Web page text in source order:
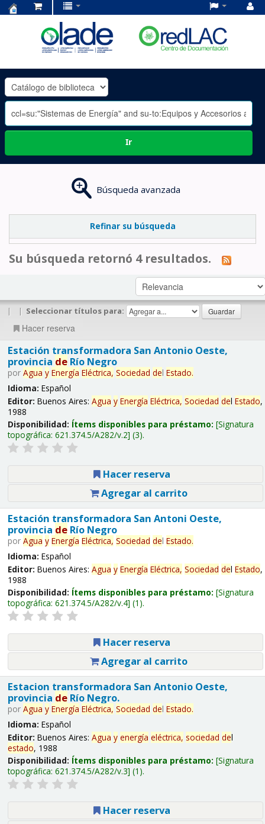
OLADE
-
Ir
Búsqueda avanzada
Refinar su búsqueda
Su búsqueda retornó 4 resultados.
| | Seleccionar títulos para:
Hacer reserva
Estación transformadora San Antonio Oeste,
provincia deRío Negro
por Agua y Energía Eléctrica, Sociedad del Estado.
Idioma: Español
Editor: Buenos Aires: Agua y Energía Eléctrica, Sociedad del Estado,
1988
Disponibilidad: Ítems disponibles para préstamo: Signatura
topográfica: 621.374.5/A282/v.2 (3).
Hacer reserva
Agregar al carrito
Estación transformadora San Antoni Oeste,
provincia deRío Negro
por Agua y Energía Eléctrica, Sociedad del Estado.
Idioma: Español
Editor: Buenos Aires: Agua y Energía Eléctrica, Sociedad del Estado,
1988
Disponibilidad: Ítems disponibles para préstamo: Signatura
topográfica: 621.374.5/A282/v.4 (1).
Hacer reserva
Agregar al carrito
Estacion transformadora San Antonio Oeste,
provincia deRío Negro.
por Agua y Energía Eléctrica, Sociedad del Estado.
Idioma: Español
Editor: Buenos Aires: Agua y energía eléctrica, sociedad del
estado, 1988
Disponibilidad: Ítems disponibles para préstamo: Signatura
topográfica: 621.374.5/A282/v.3 (1).
Hacer reserva